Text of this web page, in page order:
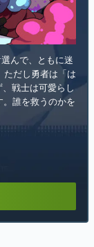
んで、ともに迷
だし勇者は「は
、戦士は可愛らし
誰を救うのかを